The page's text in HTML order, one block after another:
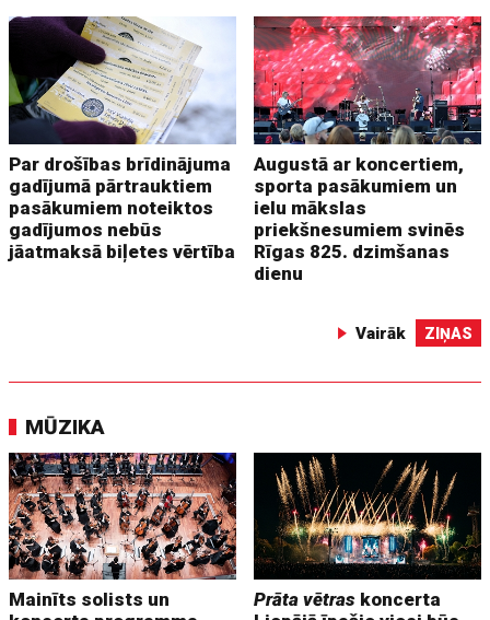
Par drošības brīdinājuma
gadījumā pārtrauktiem
pasākumiem noteiktos
gadījumos nebūs
jāatmaksā biļetes vērtība
Augustā ar koncertiem,
sporta pasākumiem un
ielu mākslas
priekšnesumiem svinēs
Rīgas 825. dzimšanas
dienu
Vairāk ZIŅAS
MŪZIKA
Mainīts solists un
Prāta vētras koncerta